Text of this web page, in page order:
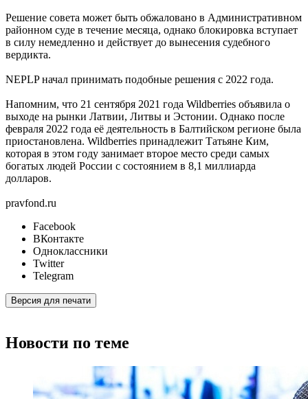
Решение совета может быть обжаловано в Административном
районном суде в течение месяца, однако блокировка вступает
в силу немедленно и действует до вынесения судебного
вердикта.
NEPLP начал принимать подобные решения с 2022 года.
Напомним, что 21 сентября 2021 года Wildberries объявила о
выходе на рынки Латвии, Литвы и Эстонии. Однако после
февраля 2022 года её деятельность в Балтийском регионе была
приостановлена. Wildberries принадлежит Татьяне Ким,
которая в этом году занимает второе место среди самых
богатых людей России с состоянием в 8,1 миллиарда
долларов.
pravfond.ru
Facebook
ВКонтакте
Одноклассники
Twitter
Telegram
Версия для печати
Новости по теме